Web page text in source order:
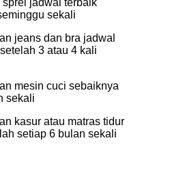
sekali
jeans dan bra jadwal
3 atau 4 kali
mesin cuci sebaiknya
sekali
kasur atau matras tidur
setiap 6 bulan sekali